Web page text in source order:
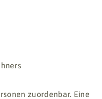
zuordenbar. Eine